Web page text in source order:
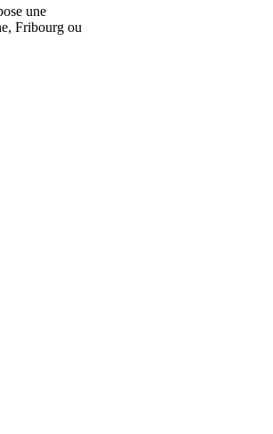
une
Fribourg ou